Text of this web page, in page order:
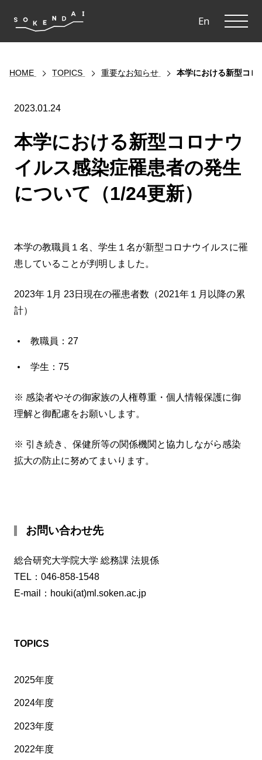
En
HOME TOPICS 重要なお知らせ 本学における新型コ
2023.01.24
本学における新型コロナウ
イルス感染症罹患者の発生
について（1/24更新）
本学の教職員１名、学生１名が新型コロナウイルスに罹
患していることが判明しました。
2023年 1月 23日現在の罹患者数（2021年１月以降の累
計）
教職員：27
学生：75
※ 感染者やその御家族の人権尊重・個人情報保護に御
理解と御配慮をお願いします。
※ 引き続き、保健所等の関係機関と協力しながら感染
拡大の防止に努めてまいります。
お問い合わせ先
総合研究大学院大学 総務課 法規係
TEL：046-858-1548
E-mail：houki(at)ml.soken.ac.jp
TOPICS
2025年度
2024年度
2023年度
2022年度